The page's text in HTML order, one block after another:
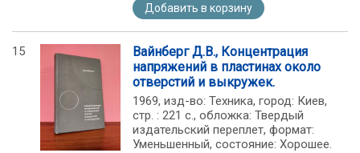
Добавить в корзину
15
Вайнберг Д.В., Концентрация
напряжений в пластинах около
отверстий и выкружек.
1969, изд-во: Техника, город: Киев,
стр. : 221 с., обложка: Твердый
издательский переплет, формат:
Уменьшенный, состояние: Хорошее.